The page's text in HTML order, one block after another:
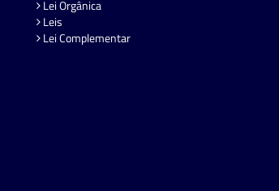
Lei Orgânica
Leis
Lei Complementar